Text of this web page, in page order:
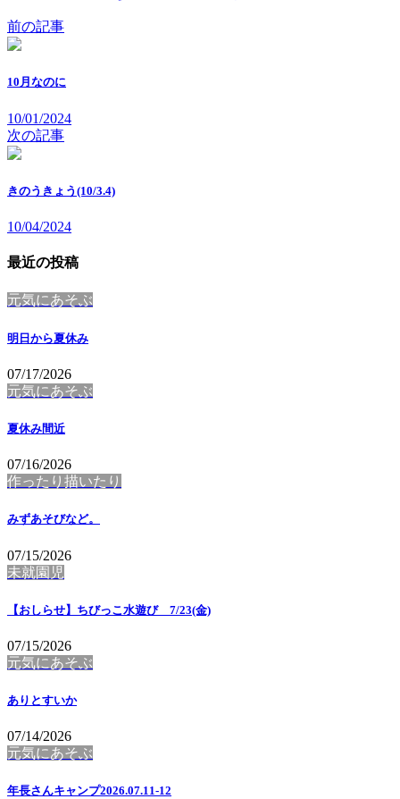
前の記事
10月なのに
10/01/2024
次の記事
きのうきょう(10/3.4)
10/04/2024
最近の投稿
元気にあそぶ
明日から夏休み
07/17/2026
元気にあそぶ
夏休み間近
07/16/2026
作ったり描いたり
みずあそびなど。
07/15/2026
未就園児
【おしらせ】ちびっこ水遊び 7/23(金)
07/15/2026
元気にあそぶ
ありとすいか
07/14/2026
元気にあそぶ
年長さんキャンプ2026.07.11-12